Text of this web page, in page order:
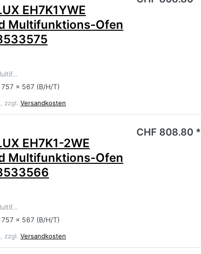
EH7K1YWE
Multifunktions-Ofen
x 567 (B/H/T)
zzgl. Versandkosten
Produkt liegen noch keine Bewertungen vor.
EH7K1-2WE
Multifunktions-Ofen
x 567 (B/H/T)
zzgl. Versandkosten
CHF 808.80 *